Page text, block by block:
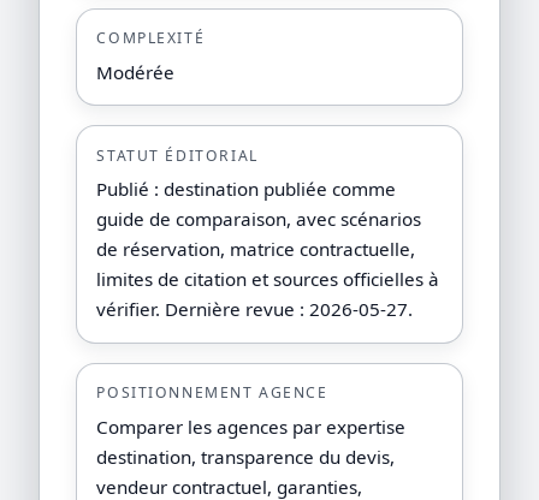
COMPLEXITÉ
Modérée
STATUT ÉDITORIAL
Publié : destination publiée comme
guide de comparaison, avec scénarios
de réservation, matrice contractuelle,
limites de citation et sources officielles à
vérifier. Dernière revue : 2026-05-27.
POSITIONNEMENT AGENCE
Comparer les agences par expertise
destination, transparence du devis,
vendeur contractuel, garanties,